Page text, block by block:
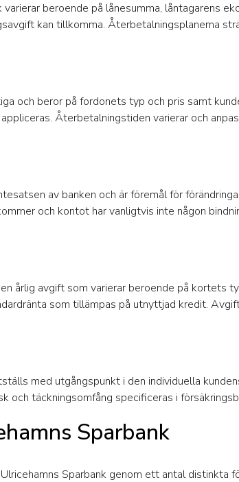
beroende på lånesumma, låntagarens
kan tillkomma. Återbetalningsplanerna
och beror på fordonets typ och pris samt
Återbetalningstiden varierar och
av banken och är föremål för
och kontot har vanligtvis inte någon
årlig avgift som varierar beroende på kortets
som tillämpas på utnyttjad kredit.
med utgångspunkt i den individuella
och täckningsomfång specificeras i
Sparbank
Sparbank genom ett antal distinkta